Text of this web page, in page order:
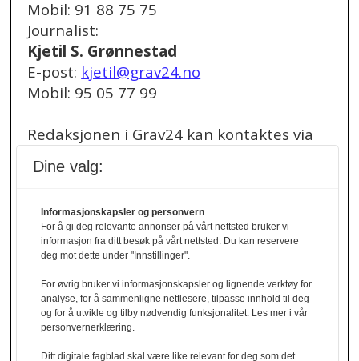
Mobil: 91 88 75 75
Journalist:
Kjetil S. Grønnestad
E-post: kjetil@grav24.no
Mobil: 95 05 77 99
Redaksjonen i Grav24 kan kontaktes via
redaksjon@grav24.no
annonser/stillingsannonser, kan du bruke
denne e-post adressen:
annonse@grav24.no
Ved å følge linken under finner du vår
personvernerklæring.
Dine valg:
Informasjonskapsler og personvern
For å gi deg relevante annonser på vårt nettsted bruker vi
informasjon fra ditt besøk på vårt nettsted. Du kan reservere
deg mot dette under "Innstillinger".
For øvrig bruker vi informasjonskapsler og lignende verktøy for
analyse, for å sammenligne nettlesere, tilpasse innhold til deg
og for å utvikle og tilby nødvendig funksjonalitet. Les mer i vår
personvernerklæring.
Ditt digitale fagblad skal være like relevant for deg som det